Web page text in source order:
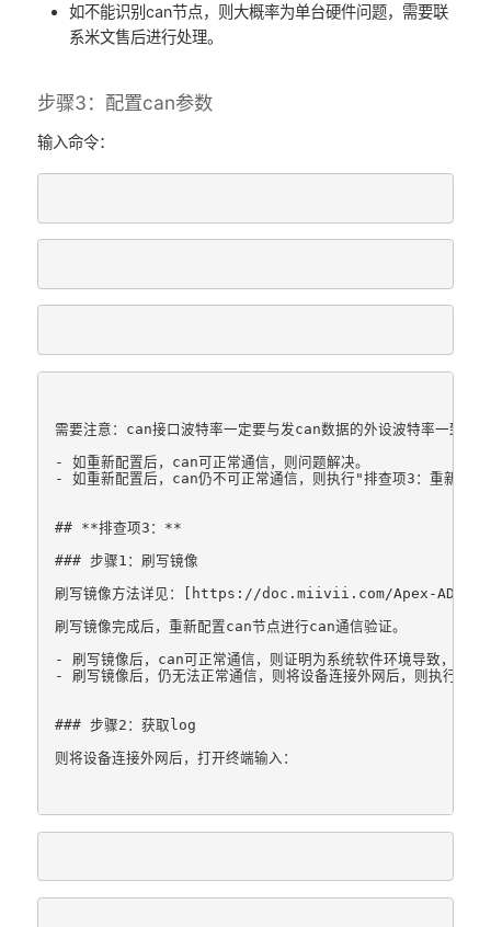
如不能识别can节点，则大概率为单台硬件问题，需要联
系米文售后进行处理。
步骤3：配置can参数
输入命令：
需要注意：can接口波特率一定要与发can数据的外设波特率一致
- 如重新配置后，can可正常通信，则问题解决。
- 如重新配置后，can仍不可正常通信，则执行"排查项3：重新刷
## **排查项3：**
### 步骤1：刷写镜像
刷写镜像方法详见：[https://doc.miivii.com/Apex-AD10-
刷写镜像完成后，重新配置can节点进行can通信验证。
- 刷写镜像后，can可正常通信，则证明为系统软件环境导致，需要
- 刷写镜像后，仍无法正常通信，则将设备连接外网后，则执行"
### 步骤2：获取log
则将设备连接外网后，打开终端输入：